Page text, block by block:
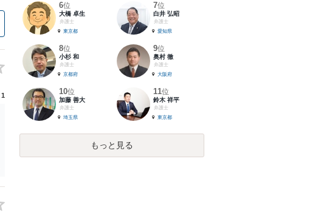
1
6位
大橋 卓生
弁護士
東京都
7位
白井 弘昭
弁護士
愛知県
8位
小杉 和
弁護士
京都府
9位
奥村 徹
弁護士
大阪府
10位
加藤 善大
弁護士
埼玉県
11位
鈴木 祥平
弁護士
東京都
もっと見る